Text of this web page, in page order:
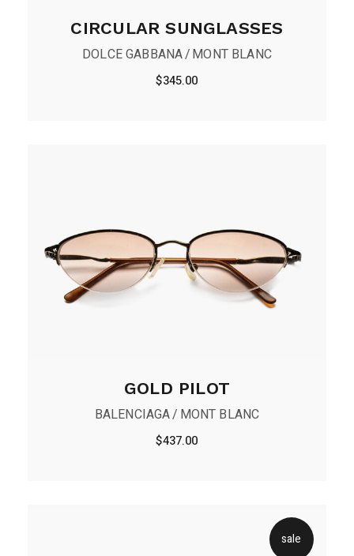
CIRCULAR SUNGLASSES
DOLCE GABBANA MONT BLANC
$345.00
GOLD PILOT
BALENCIAGA MONT BLANC
$437.00
sale